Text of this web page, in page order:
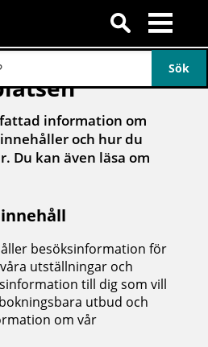
information om
och hur du
Du kan även läsa om
besöksinformation för
utställningar och
till dig som vill
utbud och
om vår